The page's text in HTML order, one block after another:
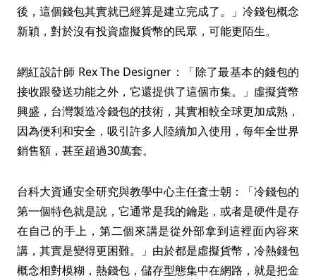
後，這個錢包其實就已經算是建立完成了。」冷錢包概念
新穎，對於沒有投資虛擬貨幣的民眾，可能更陌生。
網紅設計師 Rex The Designer：「除了最基本的錢包的
接收跟發送功能之外，它還提供了這個市集。」虛擬貨幣
興盛，台灣製造冷錢包的技術，其實相較全球更加成熟，
因為便利和安全，吸引許多人陸續加入使用，每年全世界
銷售額，甚至超過30萬套。
台科大資通安全研究與教學中心主任査士朝：「冷錢包的
第一個特色就是說，它通常是我的鑰匙，或者是硬件是存
在自己的手上，第二個來講是從外部拿到這裡面內容來
講，其實是變得更困難。」由於都是虛擬貨幣，冷熱錢包
概念相對模糊，熱錢包，儲存型態集中在網路，就是把金